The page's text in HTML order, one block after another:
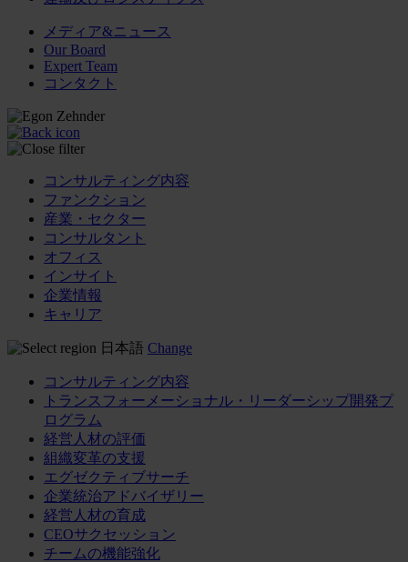
メディア&ニュース
Our Board
Expert Team
コンタクト
コンサルティング内容
ファンクション
産業・セクター
コンサルタント
オフィス
インサイト
企業情報
キャリア
日本語 Change
コンサルティング内容
トランスフォーメーショナル・リーダーシップ開発プ
ログラム
経営人材の評価
組織変革の支援
エグゼクティブサーチ
企業統治アドバイザリー
経営人材の育成
CEOサクセッション
チームの機能強化